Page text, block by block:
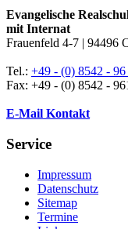
Evangelische
mit Internat
Frauenfeld 4-7 | 94496
Tel.: +49 - (0) 8542 - 96
Fax: +49 - (0) 8542 -
E-Mail Kontakt
Service
Impressum
Datenschutz
Sitemap
Termine